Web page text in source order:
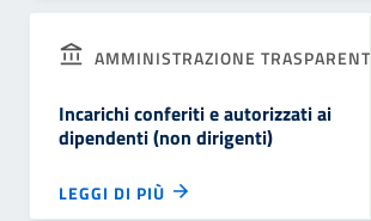
AMMINISTRAZIONE TRASPARENTE
Incarichi conferiti e autorizzati ai
dipendenti (non dirigenti)
LEGGI DI PIÙ